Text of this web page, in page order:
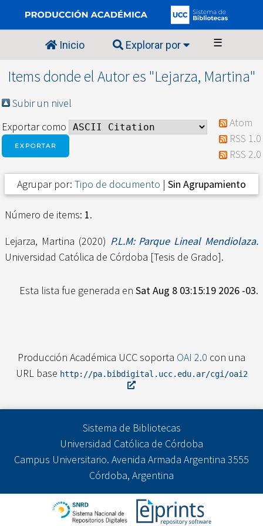
Inicio Explorar por ☰
Items donde el Autor es "Lejarza, Martina"
Subir un nivel
Exportar como
Atom
RSS 1.0
RSS 2.0
Agrupar por: Tipo de documento | Sin Agrupamiento
Número de items: 1.
Lejarza, Martina (2020) P.L.M: Parque Lineal Mendiolaza.
Universidad Católica de Córdoba [Tesis de Grado].
Esta lista fue generada en Sat Aug 8 03:15:19 2026 -03.
Producción Académica UCC soporta OAI 2.0 con una
URL base http://pa.bibdigital.ucc.edu.ar/cgi/oai2
Sistema de Bibliotecas
Universidad Católica de Córdoba
Campus Universitario. Avenida Armada Argentina 3555
Córdoba, Argentina